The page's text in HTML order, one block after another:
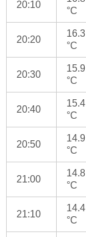
20:10
°C
20:20
16.3
°C
20:30
15.9
°C
20:40
15.4
°C
20:50
14.9
°C
21:00
14.8
°C
21:10
14.4
°C